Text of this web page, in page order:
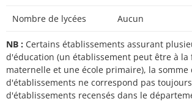
Nombre de lycées Aucun
NB : Certains établissements assurant
d'éducation (un établissement peut être à la
maternelle et une école primaire), la somme
d'établissements ne correspond pas
d'établissements recensés dans le